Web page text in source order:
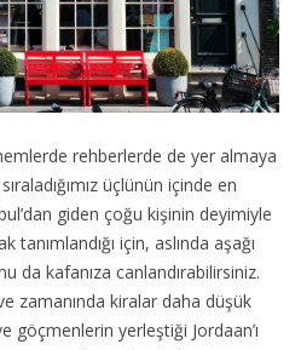
rehberlerde de yer almaya
üçlünün içinde en
giden çoğu kişinin deyimiyle
tanımlandığı için, aslında aşağı
da kafanıza canlandırabilirsiniz.
zamanında kiralar daha düşük
göçmenlerin yerleştiği Jordaan’ı